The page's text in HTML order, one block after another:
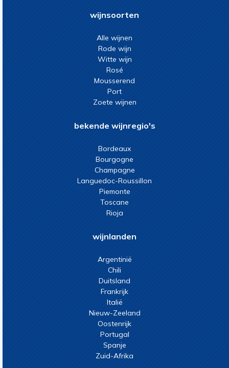
wijnsoorten
Alle wijnen
Rode wijn
Witte wijn
Rosé
Mousserend
Port
Zoete wijnen
bekende wijnregio's
Bordeaux
Bourgogne
Champagne
Languedoc-Roussillon
Piemonte
Toscane
Rioja
wijnlanden
Argentinië
Chili
Duitsland
Frankrijk
Italië
Nieuw-Zeeland
Oostenrijk
Portugal
Spanje
Zuid-Afrika